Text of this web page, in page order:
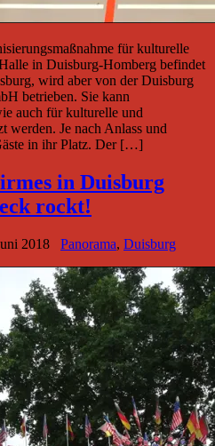
für kulturelle
in Duisburg-Homberg befindet
wird aber von der Duisburg
betrieben. Sie kann
auch für kulturelle und
werden. Je nach Anlass und
in ihr Platz. Der […]
in Duisburg
rockt!
2018 Panorama, Duisburg